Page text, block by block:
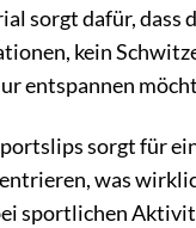
sorgt dafür,
kein
entspannen
sorgt für
was
sportlichen